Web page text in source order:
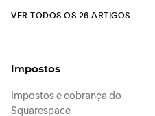
VER TODOS OS 26 ARTIGOS
Impostos
Impostos e cobrança do
Squarespace